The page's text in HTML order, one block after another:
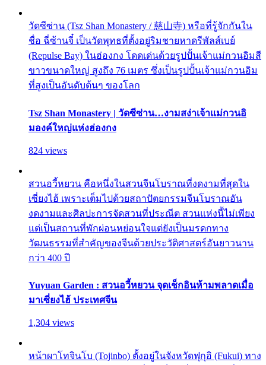
วัดซีซ่าน (Tsz Shan Monastery / 慈山寺) หรือที่รู้จักกันใน
ชื่อ ฉี่ซ้านจี๋ เป็นวัดพุทธที่ตั้งอยู่ริมชายหาดรีพัลส์เบย์
(Repulse Bay) ในฮ่องกง โดดเด่นด้วยรูปปั้นเจ้าแม่กวนอิมสี
ขาวขนาดใหญ่ สูงถึง 76 เมตร ซึ่งเป็นรูปปั้นเจ้าแม่กวนอิม
ที่สูงเป็นอันดับต้นๆ ของโลก
Tsz Shan Monastery | วัดซีซ่าน…งามสง่าเจ้าแม่กวนอิ
มองค์ใหญ่แห่งฮ่องกง
824 views
สวนอวี้หยวน คือหนึ่งในสวนจีนโบราณที่งดงามที่สุดใน
เซี่ยงไฮ้ เพราะเต็มไปด้วยสถาปัตยกรรมจีนโบราณอัน
งดงามและศิลปะการจัดสวนที่ประณีต สวนแห่งนี้ไม่เพียง
แต่เป็นสถานที่พักผ่อนหย่อนใจแต่ยังเป็นมรดกทาง
วัฒนธรรมที่สำคัญของจีนด้วยประวัติศาสตร์อันยาวนาน
กว่า 400 ปี
Yuyuan Garden : สวนอวี้หยวน จุดเช็กอินห้ามพลาดเมื่อ
มาเซี่ยงไฮ้ ประเทศจีน
1,304 views
หน้าผาโทจินโบ (Tojinbo) ตั้งอยู่ในจังหวัดฟุกุอิ (Fukui) ทาง